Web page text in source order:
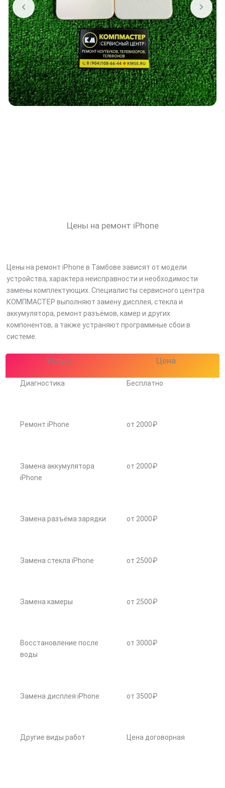
Цены на ремонт iPhone
Цены на ремонт iPhone в Тамбове зависят от модели
устройства, характера неисправности и необходимости
замены комплектующих. Специалисты сервисного центра
КОМПМАСТЕР выполняют замену дисплея, стекла и
аккумулятора, ремонт разъёмов, камер и других
компонентов, а также устраняют программные сбои в
системе.
Услуга Цена
Диагностика Бесплатно
Ремонт iPhone от 2000₽
Замена аккумулятора
iPhone
от 2000₽
Замена разъёма зарядки от 2000₽
Замена стекла iPhone от 2500₽
Замена камеры от 2500₽
Восстановление после
воды
от 3000₽
Замена дисплея iPhone от 3500₽
Другие виды работ Цена договорная